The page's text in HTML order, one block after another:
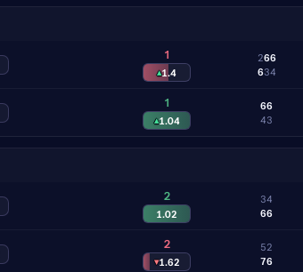
1
▴1.4
2
6
6
3
6
4
1
▴1.04
6
4
6
3
2
1.02
3
6
4
6
2
▾1.62
5
7
2
6